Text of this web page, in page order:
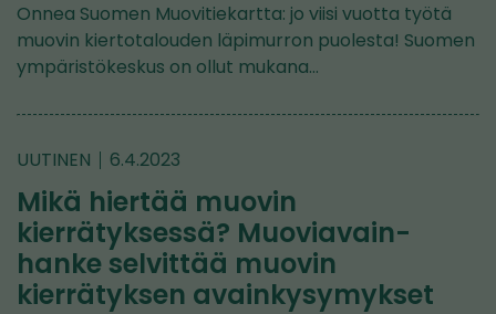
Onnea Suomen Muovitiekartta: jo viisi vuotta työtä
muovin kiertotalouden läpimurron puolesta! Suomen
ympäristökeskus on ollut mukana…
UUTINEN 6.4.2023
Mikä hiertää muovin
kierrätyksessä? Muoviavain-
hanke selvittää muovin
kierrätyksen avainkysymykset